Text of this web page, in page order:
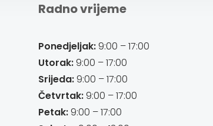
Radno vrijeme
Ponedjeljak:9:00 – 17:00
Utorak:9:00 – 17:00
Srijeda:9:00 – 17:00
Četvrtak:9:00 – 17:00
Petak:9:00 – 17:00